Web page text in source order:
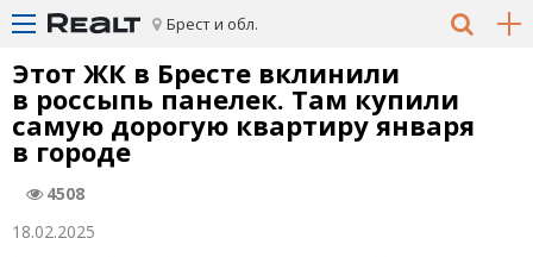
Брест и обл.
Этот ЖК в Бресте вклинили
в россыпь панелек. Там купили
самую дорогую квартиру января
в городе
4508
18.02.2025